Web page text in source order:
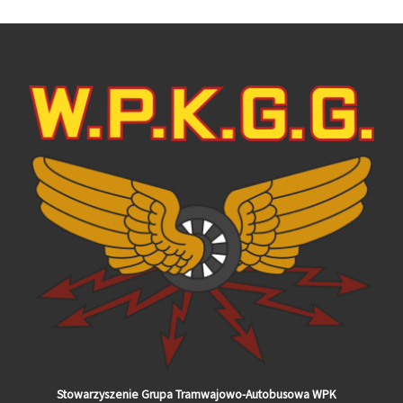
Stowarzyszenie Grupa Tramwajowo-Autobusowa WPK